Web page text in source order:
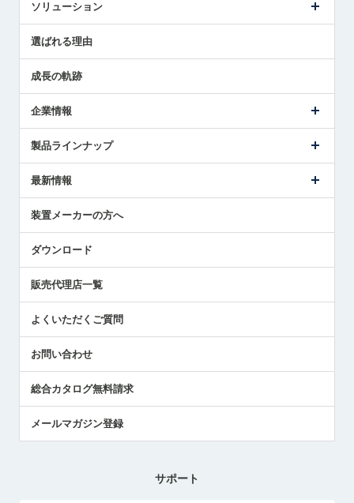
ソリューション
解決策提案
選ばれる理由
成長の軌跡
企業情報
ごあいさつ
受賞履歴
採用情報
国/地域/言語
製品ラインナップ
ツールセッタ製品
エアマイクロセンサ製品
最新情報
メトロールの技術
社員ブログ
中小企業のBCP地震対策
センサのテクニカルガイド
社長ブログ
装置メーカーの方へ
ダウンロード
販売代理店一覧
よくいただくご質問
お問い合わせ
総合カタログ無料請求
メールマガジン登録
サポート